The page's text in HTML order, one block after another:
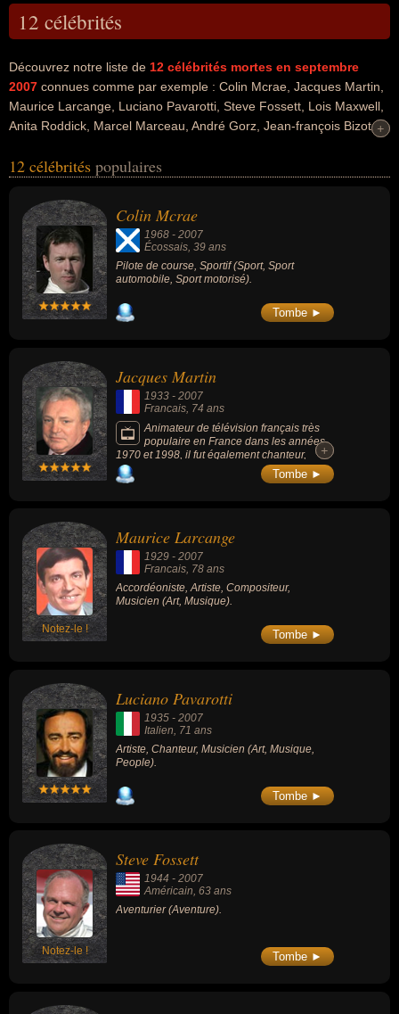
12 célébrités
Découvrez notre liste de 12 célébrités mortes en septembre
2007 connues comme par exemple : Colin Mcrae, Jacques Martin,
Maurice Larcange, Luciano Pavarotti, Steve Fossett, Lois Maxwell,
Anita Roddick, Marcel Marceau, André Gorz, Jean-françois Bizot...
domaines du sport, du sport automobile, du sport motorisé, de l'art,
l'aventure, du business, du journalisme, de la philosophie, de la
littérature ou de la radio. Ces célébrités peuvent également avoir
été pilote de course, sportif, acteur, animateur, animateur de
télévision, artiste, chanteur, homme d'affaire, musicien, producteur,
producteur de télévision, accordéoniste, compositeur, aventurier,
mime, journaliste, philosophe ou écrivain. En ce qui concerne leurs
nationalités au moment de leurs morts, ils peuvent avoir été
autrichien par exemple.
+
+
12 célébrités populaires
Colin Mcrae
1968 - 2007
Écossais, 39 ans
Pilote de course, Sportif (Sport, Sport
automobile, Sport motorisé).
Tombe ►
Jacques Martin
1933 - 2007
Francais , 74 ans
Animateur de télévision français très
populaire en France dans les années
1970 et 1998, il fut également chanteur,
acteur et producteur d'émissions de
divertissement comme « Le Petit Rapporteur
+
+
Tombe ►
Notez-le !
Maurice Larcange
1929 - 2007
Francais, 78 ans
Accordéoniste, Artiste, Compositeur,
Musicien (Art, Musique).
Tombe ►
Luciano Pavarotti
1935 - 2007
Italien , 71 ans
Artiste, Chanteur, Musicien (Art, Musique,
People).
Tombe ►
Notez-le !
Steve Fossett
1944 - 2007
Américain, 63 ans
Aventurier (Aventure).
Tombe ►